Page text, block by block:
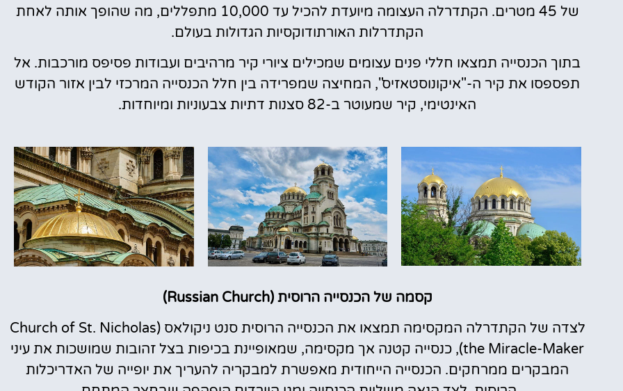
של 45 מטרים. הקתדרלה העצומה מיועדת להכיל עד 10,000 מתפללים, מה שהופך אותה לאחת
הקתדרלות האורתודוקסיות הגדולות בעולם.
בתוך הכנסייה תמצאו חללי פנים עצומים שמכילים ציורי קיר מרהיבים ועבודות פסיפס מורכבות. אל
תפספסו את קיר ה-"איקונוסטאזיס", המחיצה שמפרידה בין חלל הכנסייה המרכזי לבין אזור הקודש
האינטימי, קיר שמעוטר ב-82 סצנות דתיות צבעוניות ומיוחדות.
קסמה של הכנסייה הרוסית (Russian Church)
לצדה של הקתדרלה המקסימה תמצאו את הכנסייה הרוסית סנט ניקולאס (Church of St. Nicholas
the Miracle-Maker), כנסייה קטנה אך מקסימה, שמאופיינת בכיפות בצל זהובות שמושכות את עיני
המבקרים ממרחקים. הכנסייה הייחודית מאפשרת למבקריה להעריך את יופייה של האדריכלות